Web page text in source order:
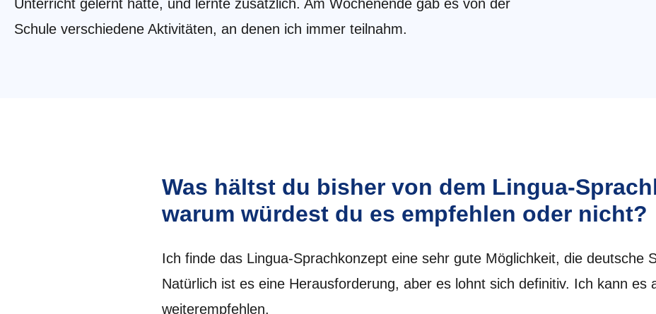
Unterricht gelernt hatte, und lernte zusätzlich. Am Wochenende gab es von der
Schule verschiedene Aktivitäten, an denen ich immer teilnahm.
Was hältst du bisher von dem Lingua-
warum würdest du es empfehlen oder nicht?
Ich finde das Lingua-Sprachkonzept eine sehr gute Möglichkeit, die deutsche
Natürlich ist es eine Herausforderung, aber es lohnt sich definitiv. Ich kann es
weiterempfehlen.